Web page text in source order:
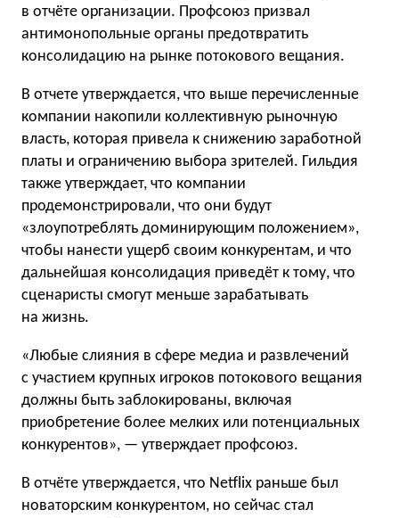
в отчёте организации. Профсоюз призвал
антимонопольные органы предотвратить
консолидацию на рынке потокового вещания.
В отчете утверждается, что выше перечисленные
компании накопили коллективную рыночную
власть, которая привела к снижению заработной
платы и ограничению выбора зрителей. Гильдия
также утверждает, что компании
продемонстрировали, что они будут
«злоупотреблять доминирующим положением»,
чтобы нанести ущерб своим конкурентам, и что
дальнейшая консолидация приведёт к тому, что
сценаристы смогут меньше зарабатывать
на жизнь.
«Любые слияния в сфере медиа и развлечений
с участием крупных игроков потокового вещания
должны быть заблокированы, включая
приобретение более мелких или потенциальных
конкурентов», — утверждает профсоюз.
В отчёте утверждается, что Netflix раньше был
новаторским конкурентом, но сейчас стал